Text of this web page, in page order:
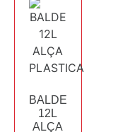
BALDE
12L
ALÇA